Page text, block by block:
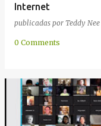
Internet
publicadas por Teddy Nee
0 Comments